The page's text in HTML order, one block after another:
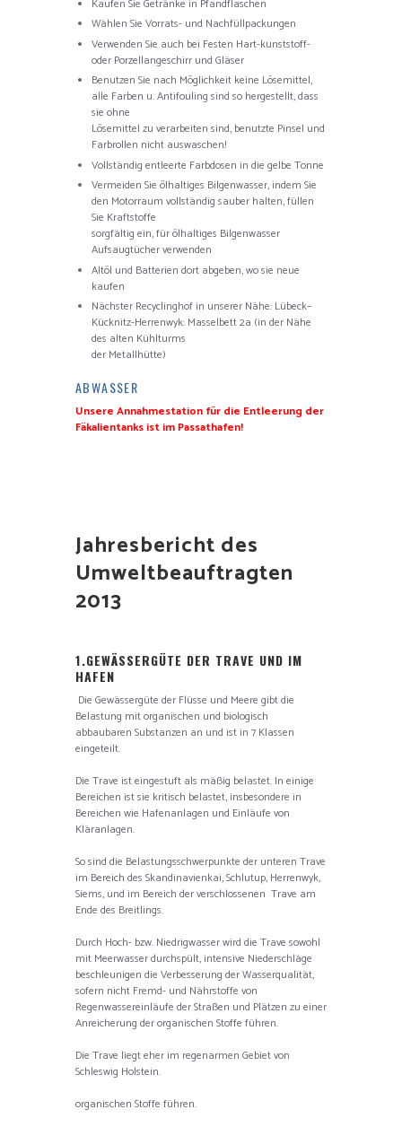
Kaufen Sie Getränke in Pfandflaschen
Wählen Sie Vorrats- und Nachfüllpackungen
Verwenden Sie auch bei Festen Hart-kunststoff-
oder Porzellangeschirr und Gläser
Benutzen Sie nach Möglichkeit keine Lösemittel,
alle Farben u. Antifouling sind so hergestellt, dass
sie ohne
Lösemittel zu verarbeiten sind, benutzte Pinsel und
Farbrollen nicht auswaschen!
Vollständig entleerte Farbdosen in die gelbe Tonne
Vermeiden Sie ölhaltiges Bilgenwasser, indem Sie
den Motorraum vollständig sauber halten, füllen
Sie Kraftstoffe
sorgfältig ein, für ölhaltiges Bilgenwasser
Aufsaugtücher verwenden
Altöl und Batterien dort abgeben, wo sie neue
kaufen
Nächster Recyclinghof in unserer Nähe: Lübeck–
Kücknitz-Herrenwyk: Masselbett 2a (in der Nähe
des alten Kühlturms
der Metallhütte)
ABWASSER
Unsere Annahmestation für die Entleerung der
Fäkalientanks ist im Passathafen!
Jahresbericht des
Umweltbeauftragten
2013
1.GEWÄSSERGÜTE DER TRAVE UND IM
HAFEN
Die Gewässergüte der Flüsse und Meere gibt die
Belastung mit organischen und biologisch
abbaubaren Substanzen an und ist in 7 Klassen
eingeteilt.
Die Trave ist eingestuft als mäßig belastet. In einige
Bereichen ist sie kritisch belastet, insbesondere in
Bereichen wie Hafenanlagen und Einläufe von
Kläranlagen.
So sind die Belastungsschwerpunkte der unteren Trave
im Bereich des Skandinavienkai, Schlutup, Herrenwyk,
Siems, und im Bereich der verschlossenen Trave am
Ende des Breitlings.
Durch Hoch- bzw. Niedrigwasser wird die Trave sowohl
mit Meerwasser durchspült, intensive Niederschläge
beschleunigen die Verbesserung der Wasserqualität,
sofern nicht Fremd- und Nährstoffe von
Regenwassereinläufe der Straßen und Plätzen zu einer
Anreicherung der organischen Stoffe führen.
Die Trave liegt eher im regenarmen Gebiet von
Schleswig Holstein.
organischen Stoffe führen.